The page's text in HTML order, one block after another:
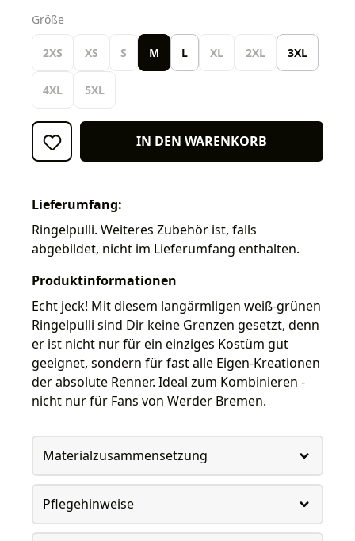
Größe
2XS XS S M L XL 2XL 3XL
4XL 5XL
IN DEN WARENKORB
Lieferumfang:
Ringelpulli. Weiteres Zubehör ist, falls
abgebildet, nicht im Lieferumfang enthalten.
Produktinformationen
Echt jeck! Mit diesem langärmligen weiß-grünen
Ringelpulli sind Dir keine Grenzen gesetzt, denn
er ist nicht nur für ein einziges Kostüm gut
geeignet, sondern für fast alle Eigen-Kreationen
der absolute Renner. Ideal zum Kombinieren -
nicht nur für Fans von Werder Bremen.
Materialzusammensetzung
Pflegehinweise